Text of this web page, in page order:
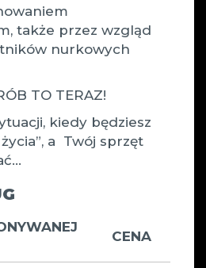
także przez wzgląd
nurkowych
TO TERAZ!
kiedy będziesz
a Twój sprzęt
CENA